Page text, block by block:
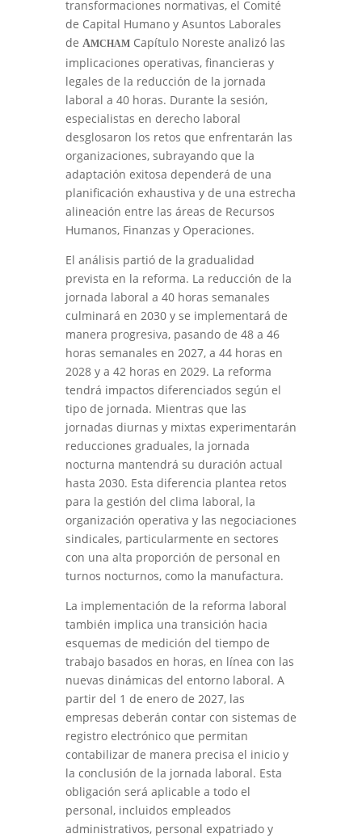
transformaciones normativas, el Comité
de Capital Humano y Asuntos Laborales
de AMCHAM Capítulo Noreste analizó las
implicaciones operativas, financieras y
legales de la reducción de la jornada
laboral a 40 horas. Durante la sesión,
especialistas en derecho laboral
desglosaron los retos que enfrentarán las
organizaciones, subrayando que la
adaptación exitosa dependerá de una
planificación exhaustiva y de una estrecha
alineación entre las áreas de Recursos
Humanos, Finanzas y Operaciones.
El análisis partió de la gradualidad
prevista en la reforma. La reducción de la
jornada laboral a 40 horas semanales
culminará en 2030 y se implementará de
manera progresiva, pasando de 48 a 46
horas semanales en 2027, a 44 horas en
2028 y a 42 horas en 2029. La reforma
tendrá impactos diferenciados según el
tipo de jornada. Mientras que las
jornadas diurnas y mixtas experimentarán
reducciones graduales, la jornada
nocturna mantendrá su duración actual
hasta 2030. Esta diferencia plantea retos
para la gestión del clima laboral, la
organización operativa y las negociaciones
sindicales, particularmente en sectores
con una alta proporción de personal en
turnos nocturnos, como la manufactura.
La implementación de la reforma laboral
también implica una transición hacia
esquemas de medición del tiempo de
trabajo basados en horas, en línea con las
nuevas dinámicas del entorno laboral. A
partir del 1 de enero de 2027, las
empresas deberán contar con sistemas de
registro electrónico que permitan
contabilizar de manera precisa el inicio y
la conclusión de la jornada laboral. Esta
obligación será aplicable a todo el
personal, incluidos empleados
administrativos, personal expatriado y